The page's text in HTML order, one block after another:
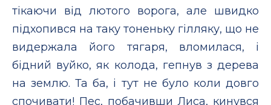
тікаючи від лютого ворога, але швидко
підхопився на таку тоненьку гілляку, що не
видержала його тягаря, вломилася, і
бідний вуйко, як колода, гепнув з дерева
на землю. Та ба, і тут не було коли довго
спочивати! Пес, побачивши Лиса, кинувся